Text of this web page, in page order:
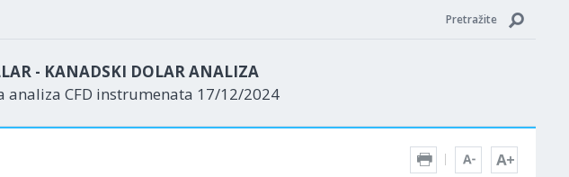
Pretražite
- KANADSKI DOLAR ANALIZA
analiza CFD instrumenata 17/12/2024